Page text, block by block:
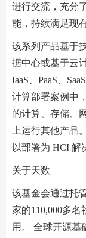
进行交流，充分
能，持续满足现
该系列产品基于
据中心或基于云
IaaS、PaaS、
计算部署案例中
的计算、存储、
上运行其他产品
以部署为 HCI 解
关于天数
该基金会通过托
家的110,000多
用。 全球开源基